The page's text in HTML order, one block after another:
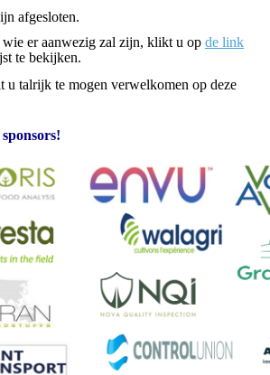
afgesloten.
er aanwezig zal zijn, klikt u op de link
te bekijken.
u talrijk te mogen verwelkomen op deze